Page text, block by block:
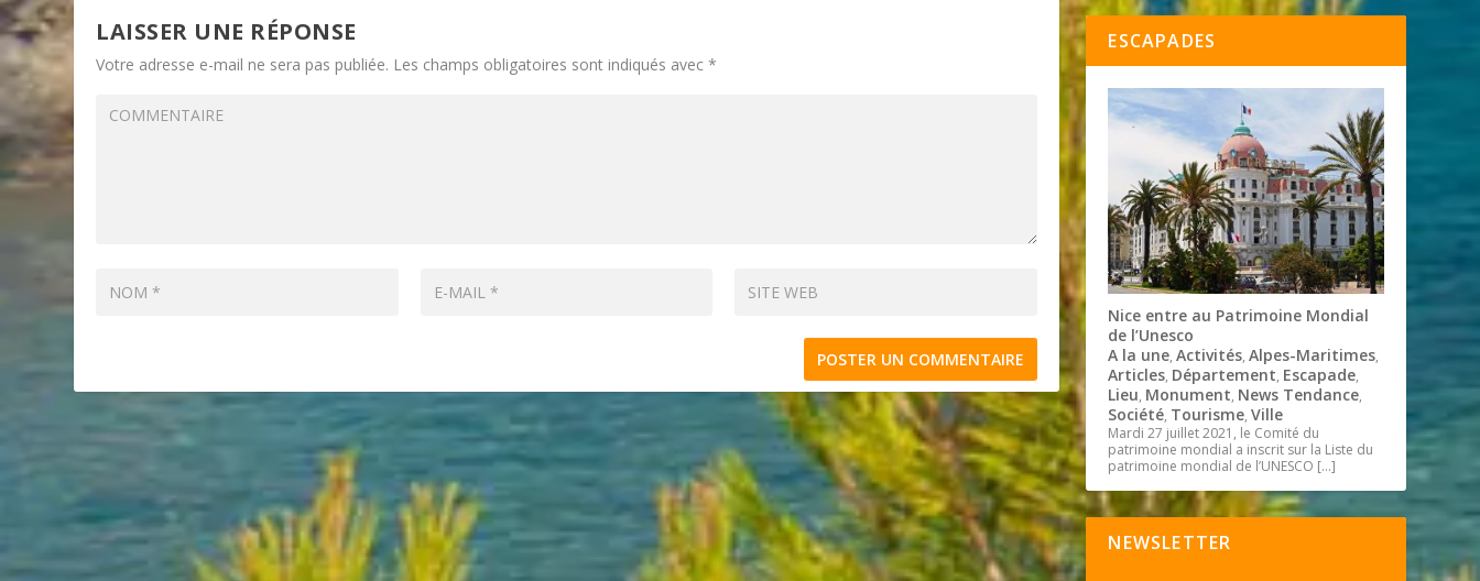
LAISSER UNE RÉPONSE
Votre adresse e-mail ne sera pas publiée. Les champs obligatoires sont indiqués avec*
ESCAPADES
Nice entre au Patrimoine Mondial
de l’Unesco
A la une,Activités,Alpes-Maritimes,
Articles, Département, Escapade,
Lieu, Monument, News Tendance,
Société, Tourisme,Ville
Mardi 27 juillet 2021, le Comité du
patrimoine mondial a inscrit sur la Liste du
patrimoine mondial de l’UNESCO […]
NEWSLETTER